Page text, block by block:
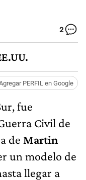
2
PERFIL en Google
fue
Civil de
de Martin
un modelo de
llegar a